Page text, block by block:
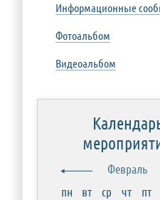
Информационные
Фотоальбом
Видеоальбом
Февраль
пн
вт ср чт пт